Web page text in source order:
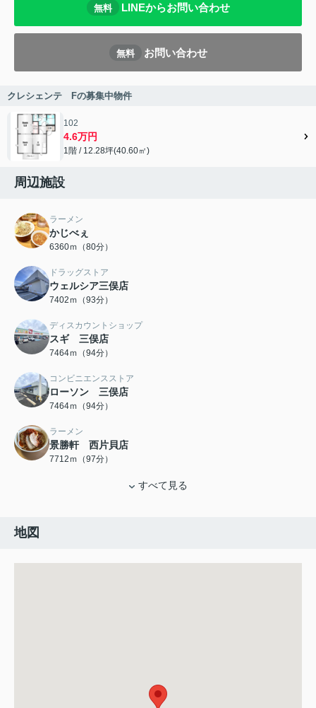
無料 LINEからお問い合わせ
無料 お問い合わせ
クレシェンテ Fの募集中物件
102
4.6万円
1階 / 12.28坪(40.60㎡)
周辺施設
ラーメン
かじべぇ
6360ｍ（80分）
ドラッグストア
ウェルシア三俣店
7402ｍ（93分）
ディスカウントショップ
スギ 三俣店
7464ｍ（94分）
コンビニエンスストア
ローソン 三俣店
7464ｍ（94分）
ラーメン
景勝軒 西片貝店
7712ｍ（97分）
すべて見る
地図